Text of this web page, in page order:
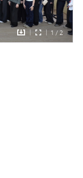
1 / 2